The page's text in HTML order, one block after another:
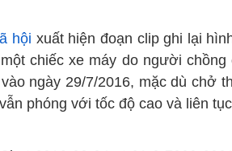
hội xuất hiện đoạn clip ghi lại
chiếc xe máy do người
ngày 29/7/2016, mặc dù chở
phóng với tốc độ cao và liên